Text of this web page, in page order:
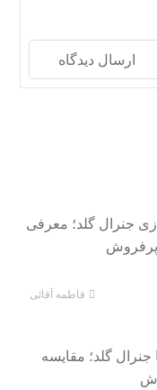
جنرال گلد؛ معرفی
فاطمه آقائی
جنرال گلد؛ مقایسه